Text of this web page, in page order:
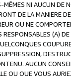
NI AUCUN DE
DE LA MANIERE
OU NE
(A)
AUCUN
OU QUE VOUS